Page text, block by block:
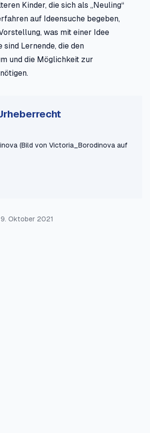
Kinder, die sich als „Neuling“
auf Ideensuche begeben,
was mit einer Idee
sind Lernende, die den
und die Möglichkeit zur
(Bild von Victoria_Borodinova auf
Oktober 2021